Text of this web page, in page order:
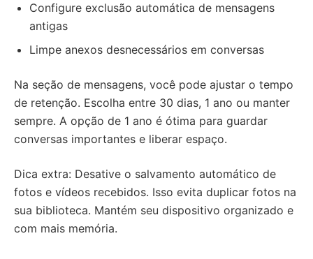
Configure exclusão automática de mensagens
antigas
Limpe anexos desnecessários em conversas
Na seção de mensagens, você pode ajustar o tempo
de retenção. Escolha entre 30 dias, 1 ano ou manter
sempre. A opção de 1 ano é ótima para guardar
conversas importantes e liberar espaço.
Dica extra: Desative o salvamento automático de
fotos e vídeos recebidos. Isso evita duplicar fotos na
sua biblioteca. Mantém seu dispositivo organizado e
com mais memória.